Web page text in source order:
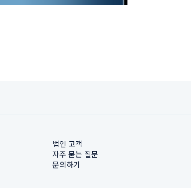
법인 고객
자주 묻는 질문
문의하기